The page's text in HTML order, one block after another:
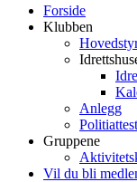
Forside
Klubben
Anlegg
Politiattest
Gruppene
Vil du bli